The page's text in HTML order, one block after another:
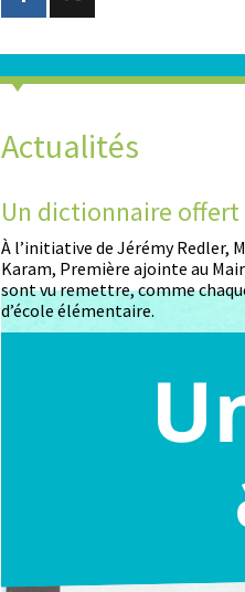
Actualités
Un dictionnaire offert
À l’initiative de Jérémy Redler,
Karam, Première ajointe au
sont vu remettre, comme
d’école élémentaire.